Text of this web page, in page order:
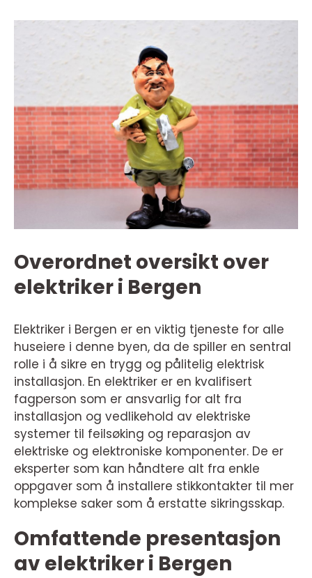
Overordnet oversikt over
elektriker i Bergen
Elektriker i Bergen er en viktig tjeneste for alle
huseiere i denne byen, da de spiller en sentral
rolle i å sikre en trygg og pålitelig elektrisk
installasjon. En elektriker er en kvalifisert
fagperson som er ansvarlig for alt fra
installasjon og vedlikehold av elektriske
systemer til feilsøking og reparasjon av
elektriske og elektroniske komponenter. De er
eksperter som kan håndtere alt fra enkle
oppgaver som å installere stikkontakter til mer
komplekse saker som å erstatte sikringsskap.
Omfattende presentasjon
av elektriker i Bergen